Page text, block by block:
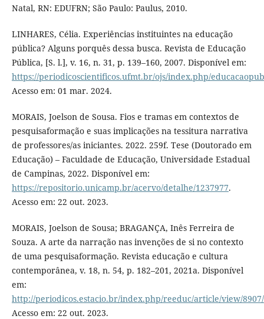
Natal, RN: EDUFRN; São Paulo: Paulus, 2010.
LINHARES, Célia. Experiências instituintes na educação
pública? Alguns porquês dessa busca. Revista de Educação
Pública, [S. l.], v. 16, n. 31, p. 139–160, 2007. Disponível em:
https://periodicoscientificos.ufmt.br/ojs/index.php/
Acesso em: 01 mar. 2024.
MORAIS, Joelson de Sousa. Fios e tramas em contextos de
pesquisaformação e suas implicações na tessitura narrativa
de professores/as iniciantes. 2022. 259f. Tese (Doutorado em
Educação) – Faculdade de Educação, Universidade Estadual
de Campinas, 2022. Disponível em:
https://repositorio.unicamp.br/acervo/detalhe/1237977.
Acesso em: 22 out. 2023.
MORAIS, Joelson de Sousa; BRAGANÇA, Inês Ferreira de
Souza. A arte da narração nas invenções de si no contexto
de uma pesquisaformação. Revista educação e cultura
contemporânea, v. 18, n. 54, p. 182–201, 2021a. Disponível
em:
http://periodicos.estacio.br/index.php/reeduc/article/view/
Acesso em: 22 out. 2023.